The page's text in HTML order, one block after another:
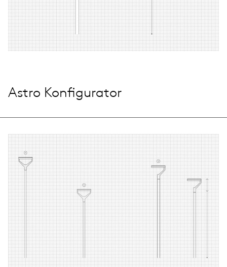
Astro Konfigurator